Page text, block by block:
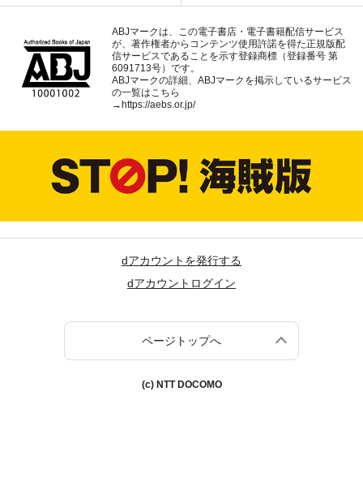
ABJマークは、この電子書店・電子書籍配信サービス
が、著作権者からコンテンツ使用許諾を得た正規版配
信サービスであることを示す登録商標（登録番号 第
6091713号）です。
ABJマークの詳細、ABJマークを掲示しているサービス
の一覧はこちら
→https://aebs.or.jp/
dアカウントを発行する
dアカウントログイン
ページトップへ
(c) NTT DOCOMO